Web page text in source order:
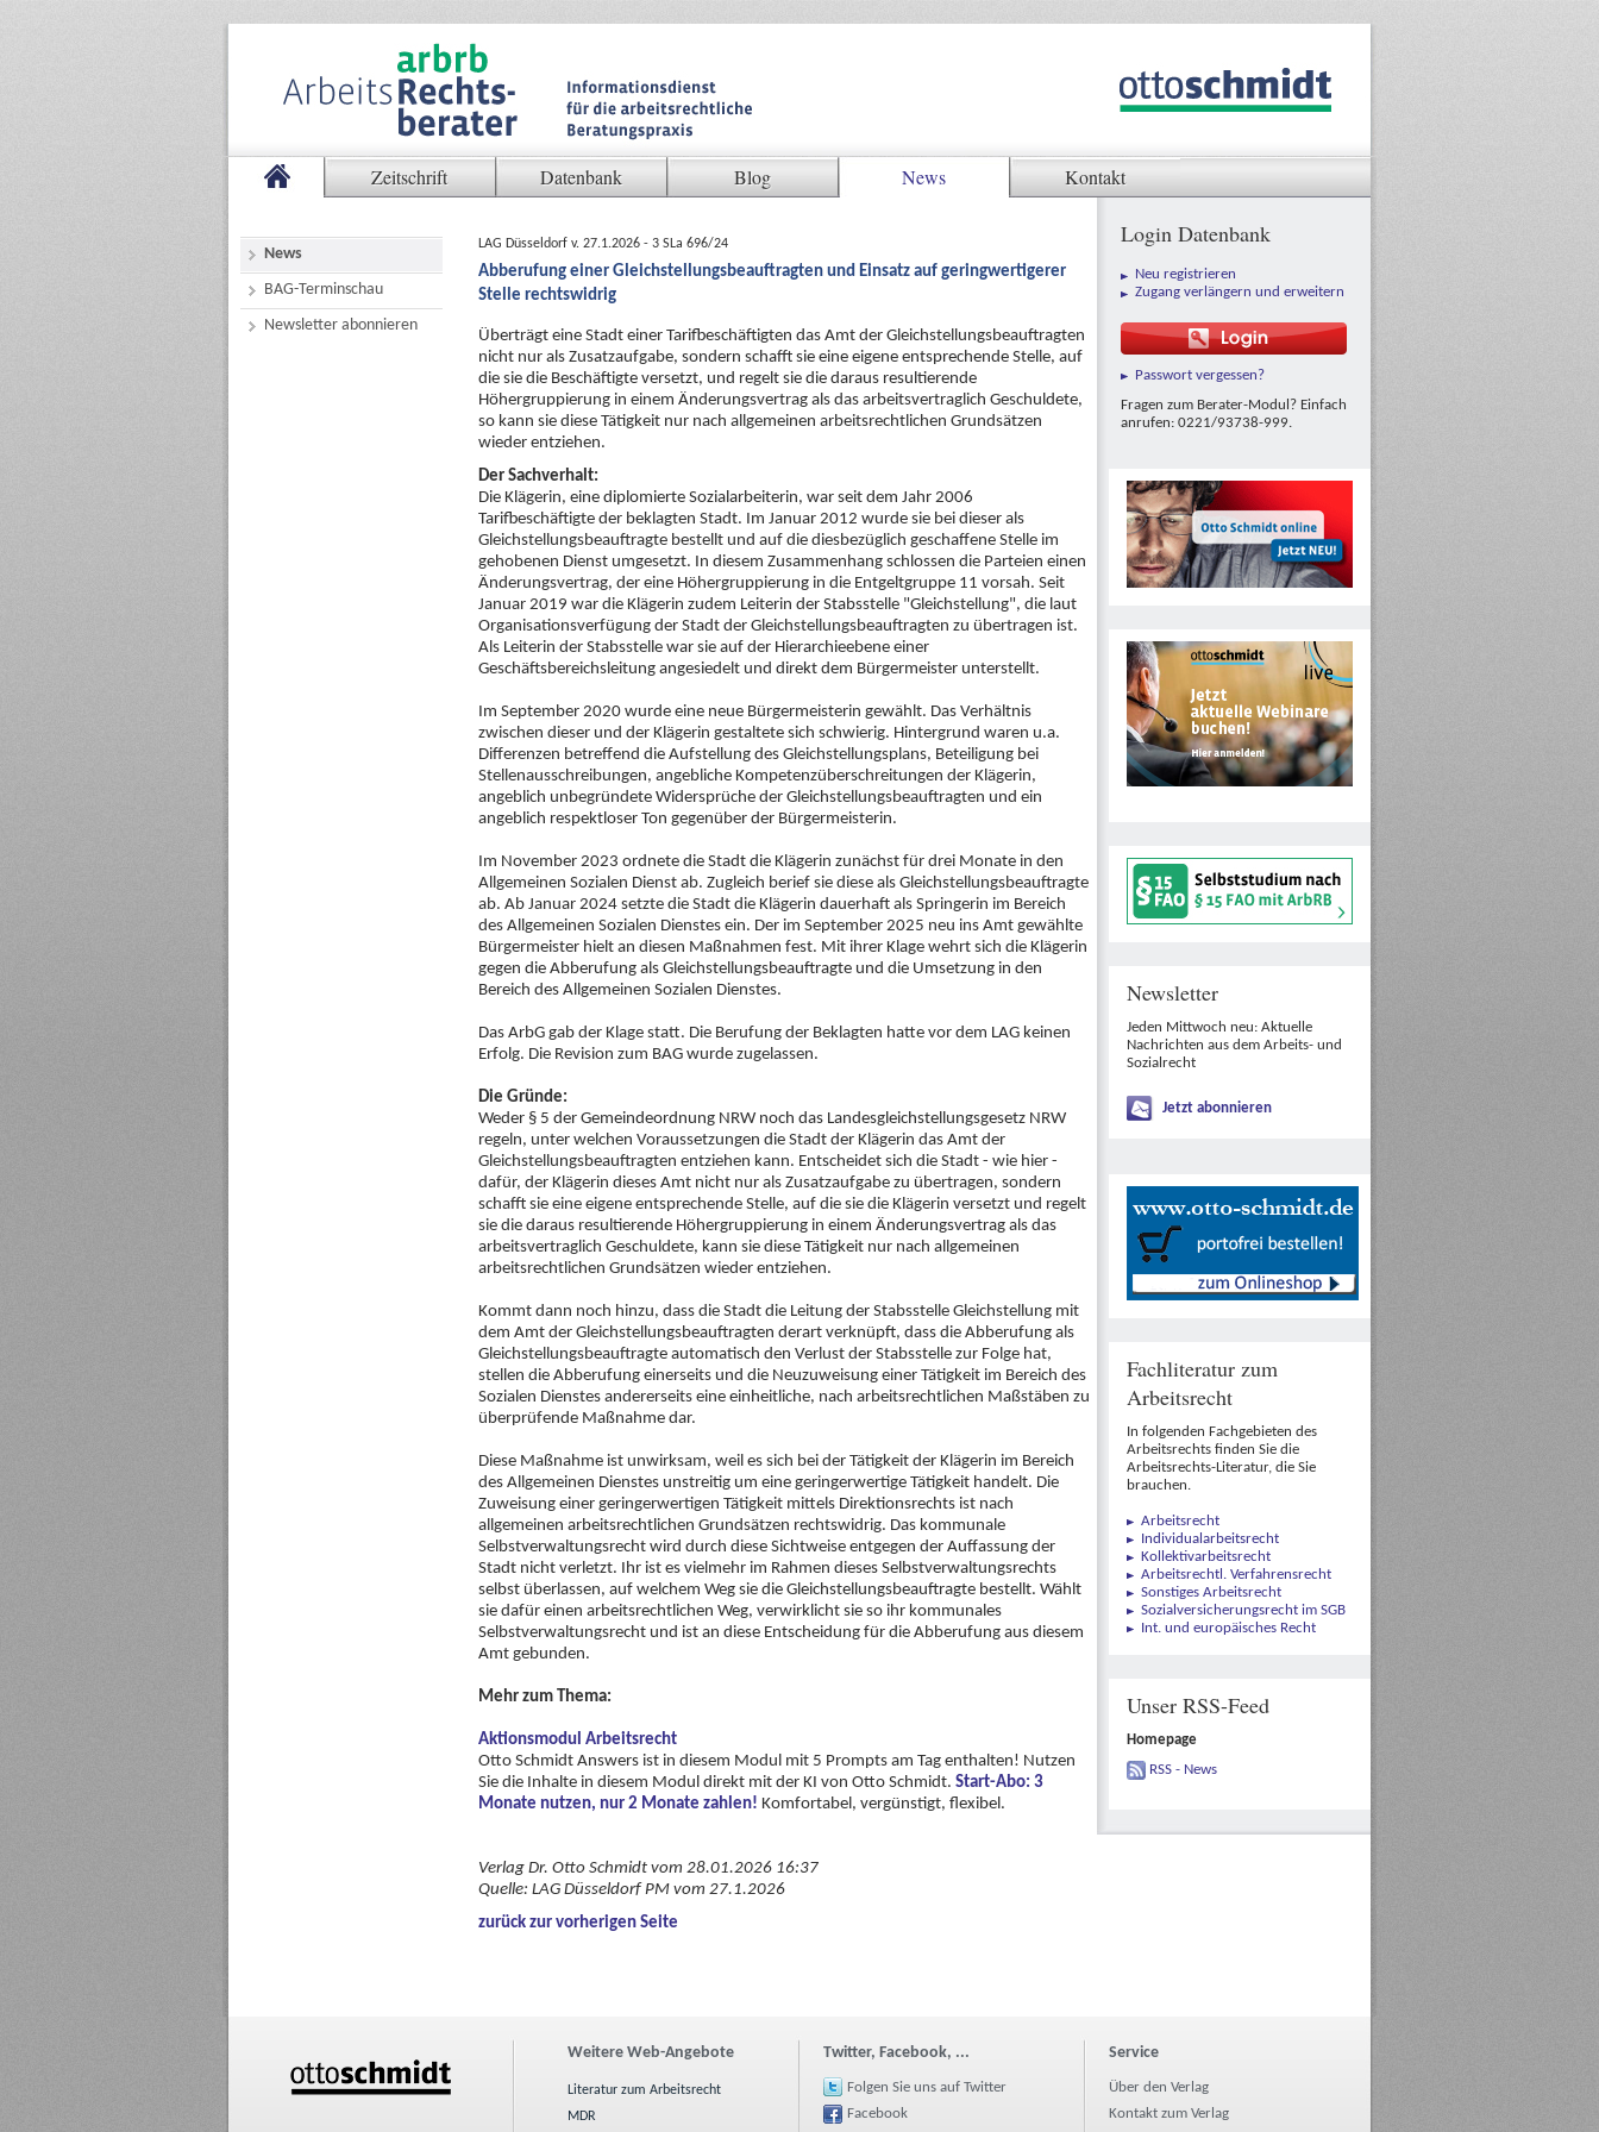
Zeitschrift Datenbank Blog News Kontakt
News
BAG-Terminschau
Newsletter abonnieren
LAG Düsseldorf v. 27.1.2026 - 3 SLa 696/24
Abberufung einer Gleichstellungsbeauftragten und Einsatz auf geringwertigerer
Stelle rechtswidrig
Überträgt eine Stadt einer Tarifbeschäftigten das Amt der Gleichstellungsbeauftragten
nicht nur als Zusatzaufgabe, sondern schafft sie eine eigene entsprechende Stelle, auf
die sie die Beschäftigte versetzt, und regelt sie die daraus resultierende
Höhergruppierung in einem Änderungsvertrag als das arbeitsvertraglich Geschuldete,
so kann sie diese Tätigkeit nur nach allgemeinen arbeitsrechtlichen Grundsätzen
wieder entziehen.
Der Sachverhalt:
Die Klägerin, eine diplomierte Sozialarbeiterin, war seit dem Jahr 2006
Tarifbeschäftigte der beklagten Stadt. Im Januar 2012 wurde sie bei dieser als
Gleichstellungsbeauftragte bestellt und auf die diesbezüglich geschaffene Stelle im
gehobenen Dienst umgesetzt. In diesem Zusammenhang schlossen die Parteien einen
Änderungsvertrag, der eine Höhergruppierung in die Entgeltgruppe 11 vorsah. Seit
Januar 2019 war die Klägerin zudem Leiterin der Stabsstelle "Gleichstellung", die laut
Organisationsverfügung der Stadt der Gleichstellungsbeauftragten zu übertragen ist.
Als Leiterin der Stabsstelle war sie auf der Hierarchieebene einer
Geschäftsbereichsleitung angesiedelt und direkt dem Bürgermeister unterstellt.
Im September 2020 wurde eine neue Bürgermeisterin gewählt. Das Verhältnis
zwischen dieser und der Klägerin gestaltete sich schwierig. Hintergrund waren u.a.
Differenzen betreffend die Aufstellung des Gleichstellungsplans, Beteiligung bei
Stellenausschreibungen, angebliche Kompetenzüberschreitungen der Klägerin,
angeblich unbegründete Widersprüche der Gleichstellungsbeauftragten und ein
angeblich respektloser Ton gegenüber der Bürgermeisterin.
Im November 2023 ordnete die Stadt die Klägerin zunächst für drei Monate in den
Allgemeinen Sozialen Dienst ab. Zugleich berief sie diese als Gleichstellungsbeauftragte
ab. Ab Januar 2024 setzte die Stadt die Klägerin dauerhaft als Springerin im Bereich
des Allgemeinen Sozialen Dienstes ein. Der im September 2025 neu ins Amt gewählte
Bürgermeister hielt an diesen Maßnahmen fest. Mit ihrer Klage wehrt sich die Klägerin
gegen die Abberufung als Gleichstellungsbeauftragte und die Umsetzung in den
Bereich des Allgemeinen Sozialen Dienstes.
Das ArbG gab der Klage statt. Die Berufung der Beklagten hatte vor dem LAG keinen
Erfolg. Die Revision zum BAG wurde zugelassen.
Die Gründe:
Weder § 5 der Gemeindeordnung NRW noch das Landesgleichstellungsgesetz NRW
regeln, unter welchen Voraussetzungen die Stadt der Klägerin das Amt der
Gleichstellungsbeauftragten entziehen kann. Entscheidet sich die Stadt - wie hier -
dafür, der Klägerin dieses Amt nicht nur als Zusatzaufgabe zu übertragen, sondern
schafft sie eine eigene entsprechende Stelle, auf die sie die Klägerin versetzt und regelt
sie die daraus resultierende Höhergruppierung in einem Änderungsvertrag als das
arbeitsvertraglich Geschuldete, kann sie diese Tätigkeit nur nach allgemeinen
arbeitsrechtlichen Grundsätzen wieder entziehen.
Kommt dann noch hinzu, dass die Stadt die Leitung der Stabsstelle Gleichstellung mit
dem Amt der Gleichstellungsbeauftragten derart verknüpft, dass die Abberufung als
Gleichstellungsbeauftragte automatisch den Verlust der Stabsstelle zur Folge hat,
stellen die Abberufung einerseits und die Neuzuweisung einer Tätigkeit im Bereich des
Sozialen Dienstes andererseits eine einheitliche, nach arbeitsrechtlichen Maßstäben zu
überprüfende Maßnahme dar.
Diese Maßnahme ist unwirksam, weil es sich bei der Tätigkeit der Klägerin im Bereich
des Allgemeinen Dienstes unstreitig um eine geringerwertige Tätigkeit handelt. Die
Zuweisung einer geringerwertigen Tätigkeit mittels Direktionsrechts ist nach
allgemeinen arbeitsrechtlichen Grundsätzen rechtswidrig. Das kommunale
Selbstverwaltungsrecht wird durch diese Sichtweise entgegen der Auffassung der
Stadt nicht verletzt. Ihr ist es vielmehr im Rahmen dieses Selbstverwaltungsrechts
selbst überlassen, auf welchem Weg sie die Gleichstellungsbeauftragte bestellt. Wählt
sie dafür einen arbeitsrechtlichen Weg, verwirklicht sie so ihr kommunales
Selbstverwaltungsrecht und ist an diese Entscheidung für die Abberufung aus diesem
Amt gebunden.
Mehr zum Thema:
Aktionsmodul Arbeitsrecht
Otto Schmidt Answers ist in diesem Modul mit 5 Prompts am Tag enthalten! Nutzen
Sie die Inhalte in diesem Modul direkt mit der KI von Otto Schmidt. Start-Abo: 3
Monate nutzen, nur 2 Monate zahlen! Komfortabel, vergünstigt, flexibel.
Verlag Dr. Otto Schmidt vom 28.01.2026 16:37
Quelle: LAG Düsseldorf PM vom 27.1.2026
zurück zur vorherigen Seite
Login Datenbank
Neu registrieren
Zugang verlängern und erweitern
Passwort vergessen?
Fragen zum Berater-Modul? Einfach
anrufen: 0221/93738-999.
Newsletter
Jeden Mittwoch neu: Aktuelle
Nachrichten aus dem Arbeits- und
Sozialrecht
Jetzt abonnieren
Fachliteratur zum
Arbeitsrecht
In folgenden Fachgebieten des
Arbeitsrechts finden Sie die
Arbeitsrechts-Literatur, die Sie
brauchen.
Arbeitsrecht
Individualarbeitsrecht
Kollektivarbeitsrecht
Arbeitsrechtl. Verfahrensrecht
Sonstiges Arbeitsrecht
Sozialversicherungsrecht im SGB
Int. und europäisches Recht
Unser RSS-Feed
Homepage
RSS - News
Weitere Web-Angebote
Literatur zum Arbeitsrecht
MDR
Twitter, Facebook, ...
Folgen Sie uns auf Twitter
Facebook
Service
Über den Verlag
Kontakt zum Verlag